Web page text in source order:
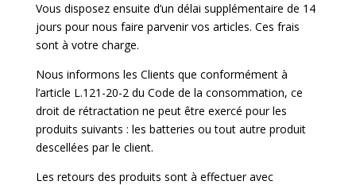
Vous disposez ensuite d’un délai supplémentaire de 14
jours pour nous faire parvenir vos articles. Ces frais
sont à votre charge.
Nous informons les Clients que conformément à
l’article L.121-20-2 du Code de la consommation, ce
droit de rétractation ne peut être exercé pour les
produits suivants : les batteries ou tout autre produit
descellées par le client.
Les retours des produits sont à effectuer avec